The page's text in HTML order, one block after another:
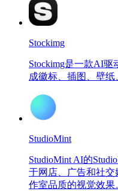
Stockimg
Stockimg是一款AI
成徽标、插图、壁纸
StudioMint
StudioMint AI的
于网店、广告和社
作室品质的视觉效果